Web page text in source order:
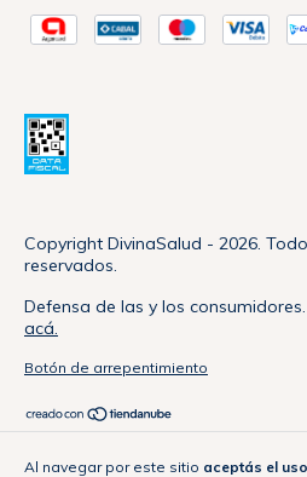
Al navegar por este sitio aceptás el
Copyright DivinaSalud - 2026.
reservados.
Defensa de las y los
acá.
Botón de arrepentimiento